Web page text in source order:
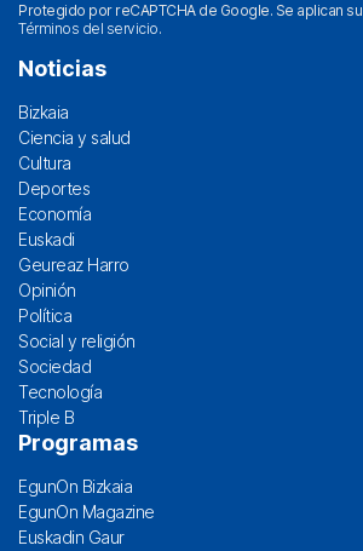
Protegido por reCAPTCHA de Google. Se aplican su
Términos del servicio.
Noticias
Bizkaia
Ciencia y salud
Cultura
Deportes
Economía
Euskadi
Geureaz Harro
Opinión
Política
Social y religión
Sociedad
Tecnología
Triple B
Programas
EgunOn Bizkaia
EgunOn Magazine
Euskadin Gaur